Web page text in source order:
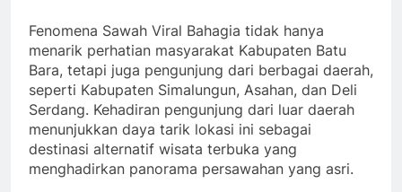
Fenomena Sawah Viral Bahagia tidak hanya
menarik perhatian masyarakat Kabupaten Batu
Bara, tetapi juga pengunjung dari berbagai daerah,
seperti Kabupaten Simalungun, Asahan, dan Deli
Serdang. Kehadiran pengunjung dari luar daerah
menunjukkan daya tarik lokasi ini sebagai
destinasi alternatif wisata terbuka yang
menghadirkan panorama persawahan yang asri.